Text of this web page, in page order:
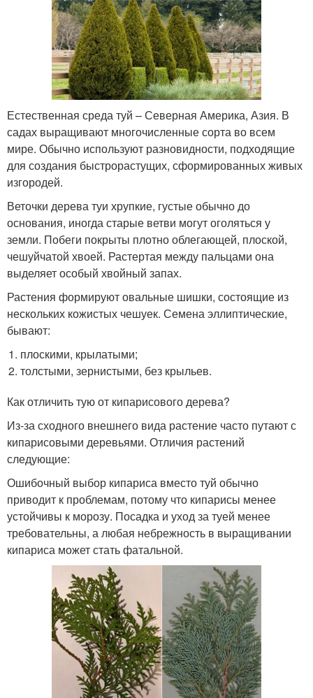
Естественная среда туй – Северная Америка, Азия. В
садах выращивают многочисленные сорта во всем
мире. Обычно используют разновидности, подходящие
для создания быстрорастущих, сформированных живых
изгородей.
Веточки дерева туи хрупкие, густые обычно до
основания, иногда старые ветви могут оголяться у
земли. Побеги покрыты плотно облегающей, плоской,
чешуйчатой хвоей. Растертая между пальцами она
выделяет особый хвойный запах.
Растения формируют овальные шишки, состоящие из
нескольких кожистых чешуек. Семена эллиптические,
бывают:
плоскими, крылатыми;
толстыми, зернистыми, без крыльев.
Как отличить тую от кипарисового дерева?
Из-за сходного внешнего вида растение часто путают с
кипарисовыми деревьями. Отличия растений
следующие:
Ошибочный выбор кипариса вместо туй обычно
приводит к проблемам, потому что кипарисы менее
устойчивы к морозу. Посадка и уход за туей менее
требовательны, а любая небрежность в выращивании
кипариса может стать фатальной.